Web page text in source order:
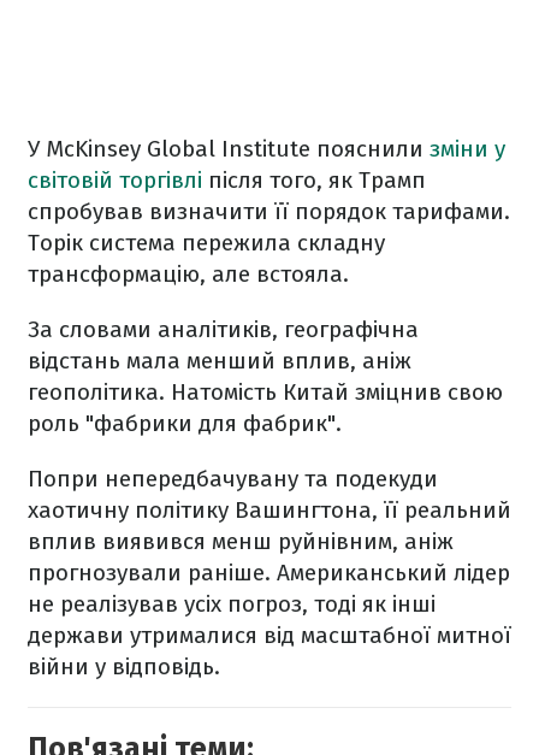
У McKinsey Global Institute пояснили зміни у
світовій торгівлі після того, як Трамп
спробував визначити її порядок тарифами.
Торік система пережила складну
трансформацію, але встояла.
За словами аналітиків, географічна
відстань мала менший вплив, аніж
геополітика. Натомість Китай зміцнив свою
роль "фабрики для фабрик".
Попри непередбачувану та подекуди
хаотичну політику Вашингтона, її реальний
вплив виявився менш руйнівним, аніж
прогнозували раніше. Американський лідер
не реалізував усіх погроз, тоді як інші
держави утрималися від масштабної митної
війни у відповідь.